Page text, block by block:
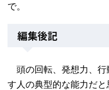
で。
編集後記
頭の回転、発想力、行
す人の典型的な能力だ